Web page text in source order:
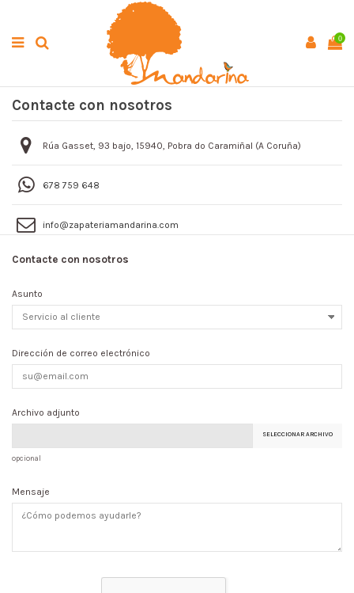
0
Contacte con nosotros
Rúa Gasset, 93 bajo, 15940, Pobra do Caramiñal (A Coruña)
678 759 648
info@zapateriamandarina.com
Contacte con nosotros
Asunto
Dirección de correo electrónico
Archivo adjunto
SELECCIONAR ARCHIVO
opcional
Mensaje